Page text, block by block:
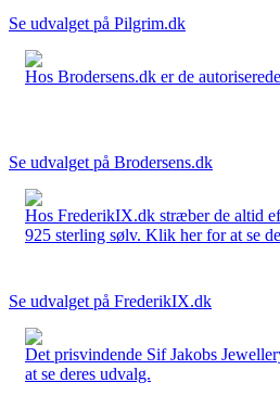
Se udvalget på Pilgrim.dk
Hos Brodersens.dk er de
Se udvalget på Brodersens.dk
Hos FrederikIX.dk stræber de altid
925 sterling sølv. Klik her for at se
Se udvalget på FrederikIX.dk
Det prisvindende Sif Jakobs
at se deres udvalg.